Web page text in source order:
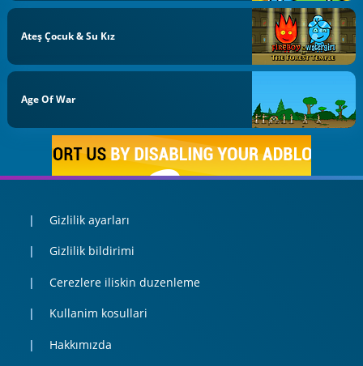
Ateş Çocuk & Su Kız
Age Of War
Gizlilik ayarları
Gizlilik bildirimi
Cerezlere iliskin duzenleme
Kullanim kosullari
Hakkımızda